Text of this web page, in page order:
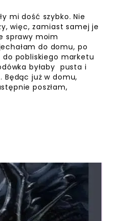
mi dość szybko. Nie
więc, zamiast samej je
sprawy moim
do domu, po
pobliskiego marketu
byłaby pusta i
Będąc już w domu,
poszłam,